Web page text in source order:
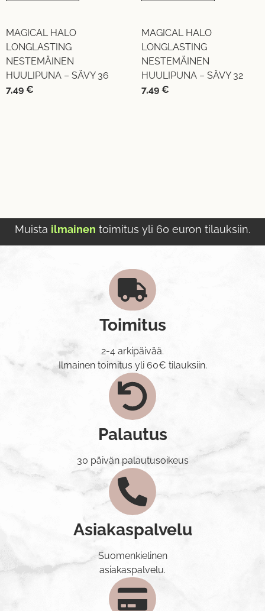
MAGICAL HALO
LONGLASTING
NESTEMÄINEN
HUULIPUNA – SÄVY 36
7,49 €
MAGICAL HALO
LONGLASTING
NESTEMÄINEN
HUULIPUNA – SÄVY 32
7,49 €
Muista ilmainen toimitus yli 60 euron tilauksiin.
Toimitus
2-4 arkipäivää.
Ilmainen toimitus yli 60€ tilauksiin.
Palautus
30 päivän palautusoikeus
Asiakaspalvelu
Suomenkielinen
asiakaspalvelu.